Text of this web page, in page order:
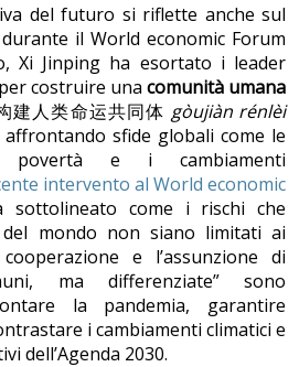
del futuro si riflette anche sul
il World economic Forum
Xi Jinping ha esortato i leader
costruire una comunità umana
建人类命运共同体 gòujiàn rénlèi
affrontando sfide globali come le
povertà e i cambiamenti
intervento al World economic
sottolineato come i rischi che
mondo non siano limitati ai
e l’assunzione di
ma differenziate” sono
la pandemia, garantire
i cambiamenti climatici e
dell’Agenda 2030.